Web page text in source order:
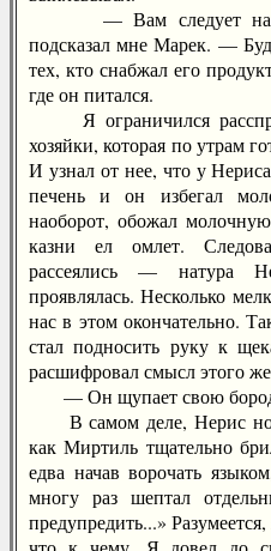
— Вам следует
подсказал мне Марек. —
тех, кто снабжал его
где он питался.
Я ограничился
хозяйки, которая по утрам
И узнал от нее, что у
печень и он избегал
наоборот, обожал
казни ел омлет.
рассеялись — натура
проявлялась. Несколько
нас в этом окончательно.
стал подносить руку к
расшифровал смысл этого
— Он щупает свою
В самом деле, Нерис
как Миртиль тщательно
едва начав ворочать
многу раз шептал
предупредить...»